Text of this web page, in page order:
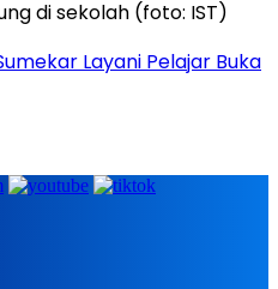
Layani Pelajar Buka